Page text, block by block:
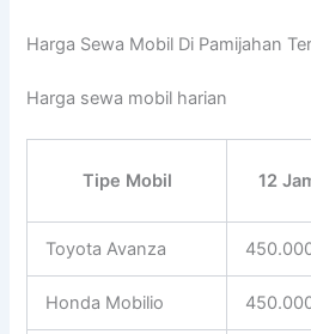
Harga Sewa Mobil Di Pamijahan
Harga sewa mobil harian
Tipe Mobil 12
Toyota Avanza
Honda Mobilio